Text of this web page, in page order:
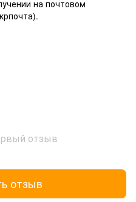
на почтовом
отзыв
отзыв